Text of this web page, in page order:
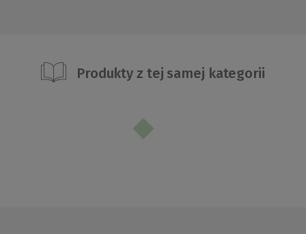
Produkty z tej samej kategorii